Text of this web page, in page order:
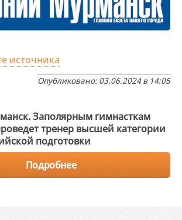
источника
Опубликовано: 03.06.2024 в 14:05
Заполярным гимнасткам
тренер высшей категории
подготовки
Подробнее